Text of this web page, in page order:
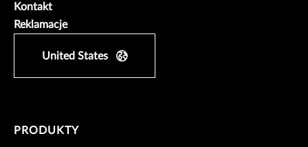
Kontakt
Reklamacje
United States
PRODUKTY